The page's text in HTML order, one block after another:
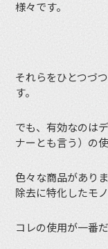
様々です。
それらをひとつづ
す。
でも、有効なのは
ナーとも言う）の使
色々な商品があり
除去に特化したモノ
コレの使用が一番